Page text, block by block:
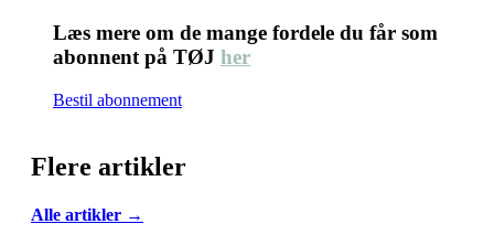
Læs mere om de mange fordele du får som
abonnent på TØJ her
Bestil abonnement
Flere artikler
Alle artikler →